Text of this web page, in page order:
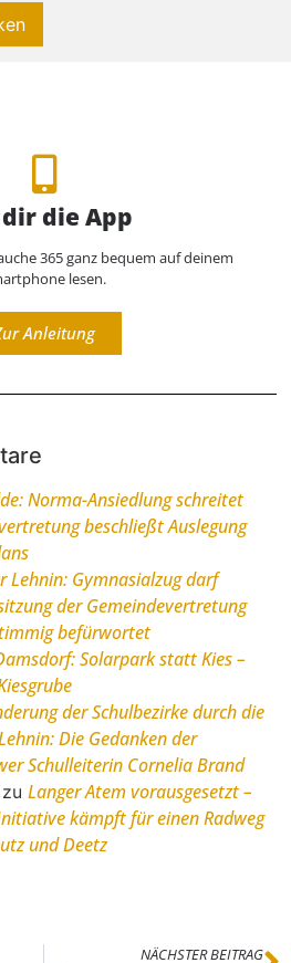
die App
365 ganz bequem auf deinem
lesen.
Anleitung
Norma-Ansiedlung schreitet
beschließt Auslegung
Lehnin: Gymnasialzug darf
der Gemeindevertretung
befürwortet
Solarpark statt Kies –
der Schulbezirke durch die
Die Gedanken der
Schulleiterin Cornelia Brand
zu Langer Atem vorausgesetzt –
kämpft für einen Radweg
und Deetz
NÄCHSTER BEITRAG